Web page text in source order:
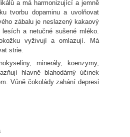
a má harmonizující a jemně
tvorbu dopaminu a uvolňovat
zábalu je neslazený kakaový
a netučné sušené mléko.
vyživují a omlazují. Má
strie.
minerály, koenzymy,
hlavně blahodárný účinek
Vůně čokolády zahání depresi